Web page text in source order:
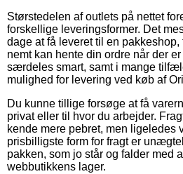
Størstedelen af outlets på nettet
forskellige leveringsformer. Det
dage at få leveret til en
nemt kan hente din ordre når der
særdeles smart, samt i mange
mulighed for levering ved køb af
Du kunne tillige forsøge at få
privat eller til hvor du arbejder.
kende mere pebret, men ligeledes
prisbilligste form for fragt er
pakken, som jo står og falder med
webbutikkens lager.